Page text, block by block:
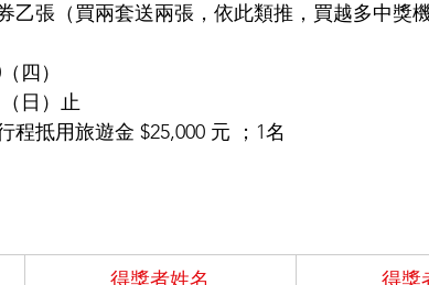
乙張（買兩套送兩張，依此類推，買越多中獎機
四）
日）止
程抵用旅遊金 $25,000 元 ；1名
得獎者姓名 得獎